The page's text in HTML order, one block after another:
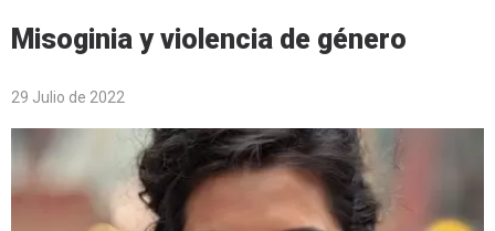
Misoginia y violencia de género
29 Julio de 2022